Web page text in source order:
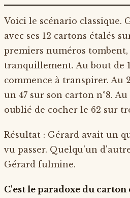
Voici le scénario classique.
avec ses 12 cartons étalés
premiers numéros tombent,
tranquillement. Au bout de
commence à transpirer. Au
un 47 sur son carton n°8.
oublié de cocher le 62 sur
Résultat : Gérard avait un
vu passer. Quelqu'un
Gérard fulmine.
C'est le paradoxe du carton